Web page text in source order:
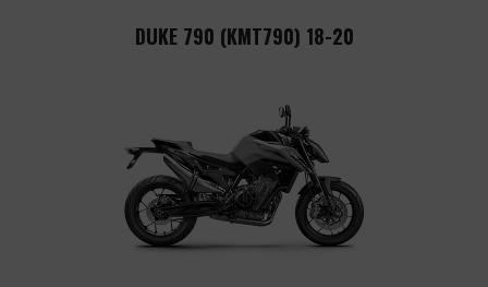
DUKE 790 (KMT790) 18-20